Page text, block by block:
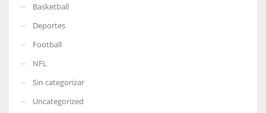
Basketball
Deportes
Football
NFL
Sin categorizar
Uncategorized